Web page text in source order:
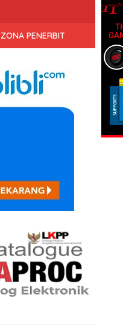
ZONA PENERBIT